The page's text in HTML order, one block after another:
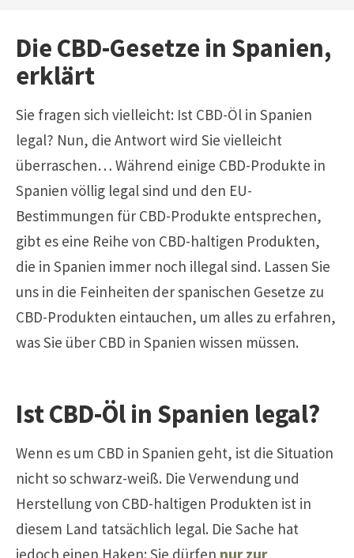
Die CBD-Gesetze in Spanien,
erklärt
Sie fragen sich vielleicht: Ist CBD-Öl in Spanien
legal? Nun, die Antwort wird Sie vielleicht
überraschen… Während einige CBD-Produkte in
Spanien völlig legal sind und den EU-
Bestimmungen für CBD-Produkte entsprechen,
gibt es eine Reihe von CBD-haltigen Produkten,
die in Spanien immer noch illegal sind. Lassen Sie
uns in die Feinheiten der spanischen Gesetze zu
CBD-Produkten eintauchen, um alles zu erfahren,
was Sie über CBD in Spanien wissen müssen.
Ist CBD-Öl in Spanien legal?
Wenn es um CBD in Spanien geht, ist die Situation
nicht so schwarz-weiß. Die Verwendung und
Herstellung von CBD-haltigen Produkten ist in
diesem Land tatsächlich legal. Die Sache hat
jedoch einen Haken: Sie dürfen nur zur